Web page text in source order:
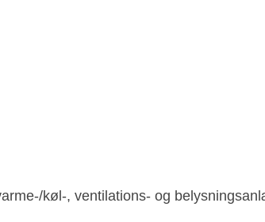
køl-, ventilations- og